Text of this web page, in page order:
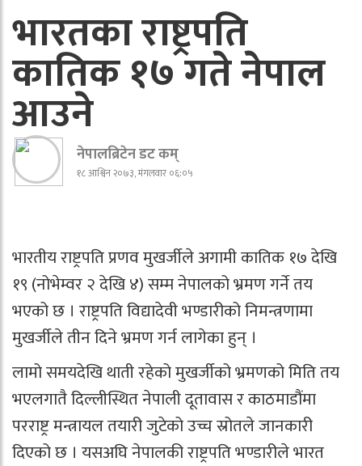
भारतका राष्ट्रपति
कातिक १७ गते नेपाल
आउने
नेपालब्रिटेन डट कम्
१८ आश्विन २०७३, मंगलवार ०६:०५
भारतीय राष्ट्रपति प्रणव मुखर्जीले अगामी कातिक १७ देखि
१९ (नोभेम्वर २ देखि ४) सम्म नेपालको भ्रमण गर्ने तय
भएको छ । राष्ट्रपति विद्यादेवी भण्डारीको निमन्त्रणामा
मुखर्जीले तीन दिने भ्रमण गर्न लागेका हुन् ।
लामो समयदेखि थाती रहेको मुखर्जीको भ्रमणको मिति तय
भएलगातै दिल्लीस्थित नेपाली दूतावास र काठमाडौंमा
परराष्ट्र मन्त्रायल तयारी जुटेको उच्च स्रोतले जानकारी
दिएको छ । यसअघि नेपालकी राष्ट्रपति भण्डारीले भारत